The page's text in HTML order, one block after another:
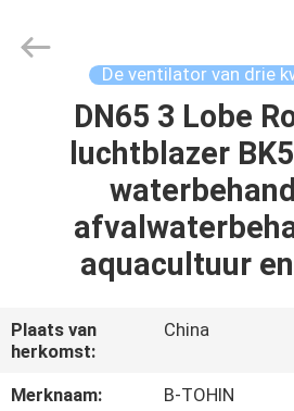
PRODUCTEN
VIDEOS
ONGEVEER
ONS
Machine
(Jiangsu)
De ventilator van drie
DN65 3 Lobe
luchtblazer
aquacultuur
Plaats van
herkomst:
China
Merknaam:
B-TOHIN